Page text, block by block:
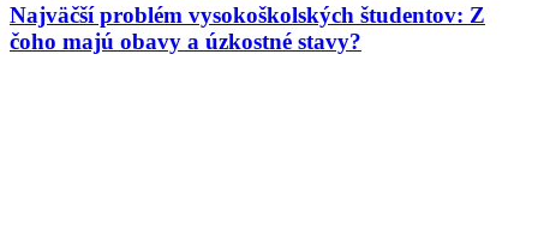
Najväčší problém vysokoškolských študentov: Z
čoho majú obavy a úzkostné stavy?